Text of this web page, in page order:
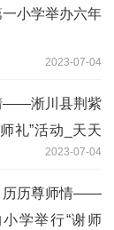
小学举办六年
2023-07-04
——淅川县荆紫
礼”活动_天天
2023-07-04
历历尊师情——
学举行“谢师